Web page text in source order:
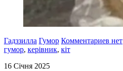
Гадззилла Гумор Комментариев нет
гумор, керівник, кіт
16 Січня 2025